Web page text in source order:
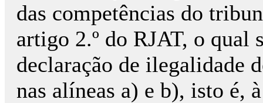
das competências do
artigo 2.º do RJAT, o qual
declaração de ilegalidade
nas alíneas a) e b), isto é,